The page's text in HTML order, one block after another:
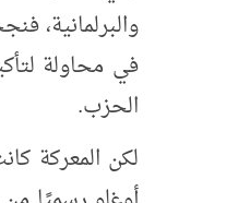
والبرلمانية،
في محاولة
الحزب.
لكن المعركة